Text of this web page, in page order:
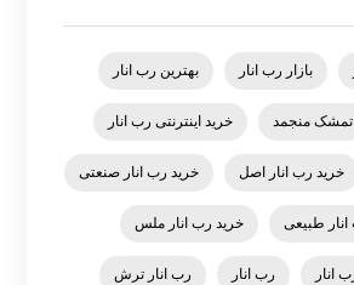
بازار رب انار بهترین رب انار
تمشک منجمد خرید اینترنتی رب انار
خرید رب انار اصل خرید رب انار صنعتی
طبیعی خرید رب انار ملس
انار رب انار رب انار ترش